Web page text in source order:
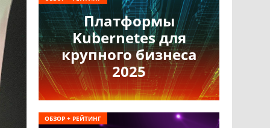
Платформы
Kubernetes для
крупного бизнеса
2025
ОБЗОР + РЕЙТИНГ